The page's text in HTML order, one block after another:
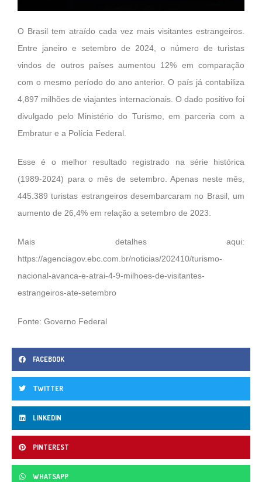
O Brasil tem atraído cada vez mais visitantes estrangeiros.
Entre janeiro e setembro de 2024, o número de turistas
vindos de outros países aumentou 12% em comparação
com o mesmo período do ano anterior. O país já contabiliza
4,897 milhões de viajantes internacionais. O dado positivo foi
divulgado pelo Ministério do Turismo, em parceria com a
Embratur e a Polícia Federal.
Esse é o melhor resultado registrado na série histórica
(1989-2024) para o mês de setembro. Apenas neste mês,
445.389 turistas estrangeiros desembarcaram no Brasil, um
aumento de 26,4% em relação a setembro de 2023.
Mais detalhes aqui:
https://agenciagov.ebc.com.br/noticias/202410/turismo-
nacional-avanca-e-atrai-4-9-milhoes-de-visitantes-
estrangeiros-ate-setembro
Fonte: Governo Federal
FACEBOOK
TWITTER
LINKEDIN
PINTEREST
WHATSAPP